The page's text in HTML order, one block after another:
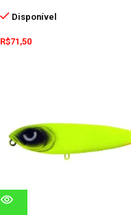
Disponível
R$71,50